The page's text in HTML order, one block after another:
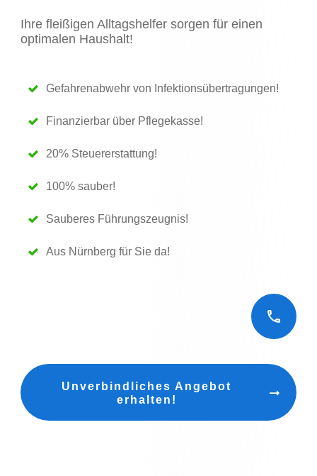
Ihre fleißigen Alltagshelfer sorgen für einen
optimalen Haushalt!
Gefahrenabwehr von Infektionsübertragungen!
Finanzierbar über Pflegekasse!
20% Steuererstattung!
100% sauber!
Sauberes Führungszeugnis!
Aus Nürnberg für Sie da!
Unverbindliches Angebot
erhalten!